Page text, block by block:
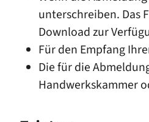
unterschreiben. Das
Download zur
Für den Empfang
Die für die
Handwerkskammer